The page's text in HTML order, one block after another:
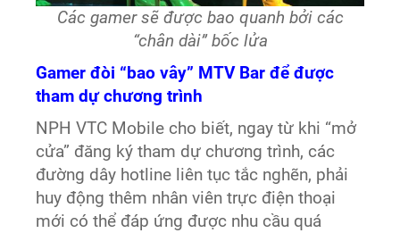
Các gamer sẽ được bao quanh bởi các
“chân dài” bốc lửa
Gamer đòi “bao vây” MTV Bar để được
tham dự chương trình
NPH VTC Mobile cho biết, ngay từ khi “mở
cửa” đăng ký tham dự chương trình, các
đường dây hotline liên tục tắc nghẽn, phải
huy động thêm nhân viên trực điện thoại
mới có thể đáp ứng được nhu cầu quá